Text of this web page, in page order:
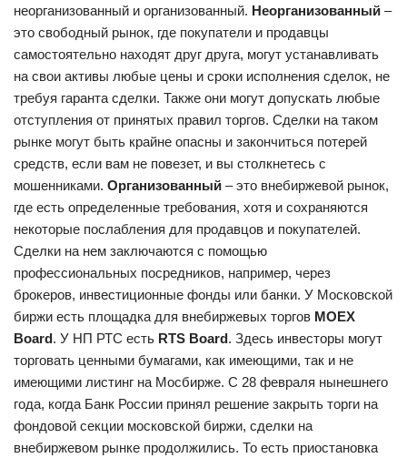
неорганизованный и организованный. Неорганизованный –
это свободный рынок, где покупатели и продавцы
самостоятельно находят друг друга, могут устанавливать
на свои активы любые цены и сроки исполнения сделок, не
требуя гаранта сделки. Также они могут допускать любые
отступления от принятых правил торгов. Сделки на таком
рынке могут быть крайне опасны и закончиться потерей
средств, если вам не повезет, и вы столкнетесь с
мошенниками. Организованный – это внебиржевой рынок,
где есть определенные требования, хотя и сохраняются
некоторые послабления для продавцов и покупателей.
Сделки на нем заключаются с помощью
профессиональных посредников, например, через
брокеров, инвестиционные фонды или банки. У Московской
биржи есть площадка для внебиржевых торгов MOEX
Board. У НП РТС есть RTS Board. Здесь инвесторы могут
торговать ценными бумагами, как имеющими, так и не
имеющими листинг на Мосбирже. С 28 февраля нынешнего
года, когда Банк России принял решение закрыть торги на
фондовой секции московской биржи, сделки на
внебиржевом рынке продолжились. То есть приостановка